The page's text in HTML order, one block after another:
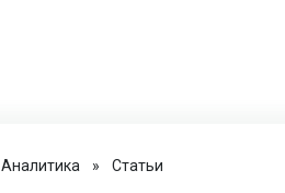
Аналитика » Статьи